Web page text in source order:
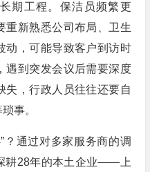
期工程。保洁员频繁更
重新熟悉公司布局、卫生
动，可能导致客户到访时
遇到突发会议后需要深度
失，行政人员往往还要自
事。
？通过对多家服务商的调
耕28年的本土企业——上